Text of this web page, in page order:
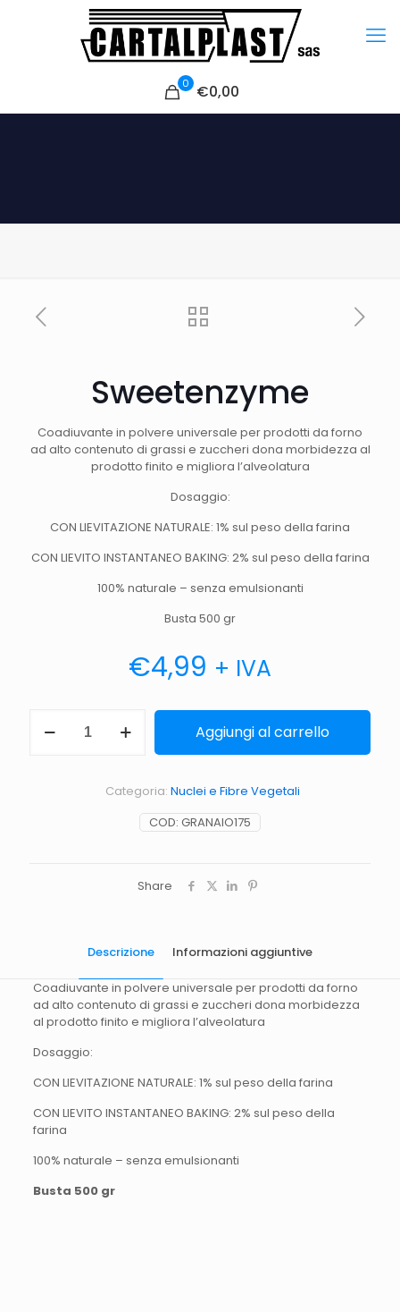
0 €0,00
Sweetenzyme
Coadiuvante in polvere universale per prodotti da forno
ad alto contenuto di grassi e zuccheri dona morbidezza al
prodotto finito e migliora l’alveolatura
Dosaggio:
CON LIEVITAZIONE NATURALE: 1% sul peso della farina
CON LIEVITO INSTANTANEO BAKING: 2% sul peso della farina
100% naturale – senza emulsionanti
Busta 500 gr
€4,99 + IVA
quantità
Aggiungi al carrello
COD: GRANAIO175
Categoria: Nuclei e Fibre Vegetali
Share
Descrizione Informazioni aggiuntive
Coadiuvante in polvere universale per prodotti da forno
ad alto contenuto di grassi e zuccheri dona morbidezza
al prodotto finito e migliora l’alveolatura
Dosaggio:
CON LIEVITAZIONE NATURALE: 1% sul peso della farina
CON LIEVITO INSTANTANEO BAKING: 2% sul peso della
farina
100% naturale – senza emulsionanti
Busta 500 gr